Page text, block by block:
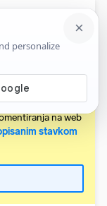
Vidi članak
obvezan je
na web
stavkom